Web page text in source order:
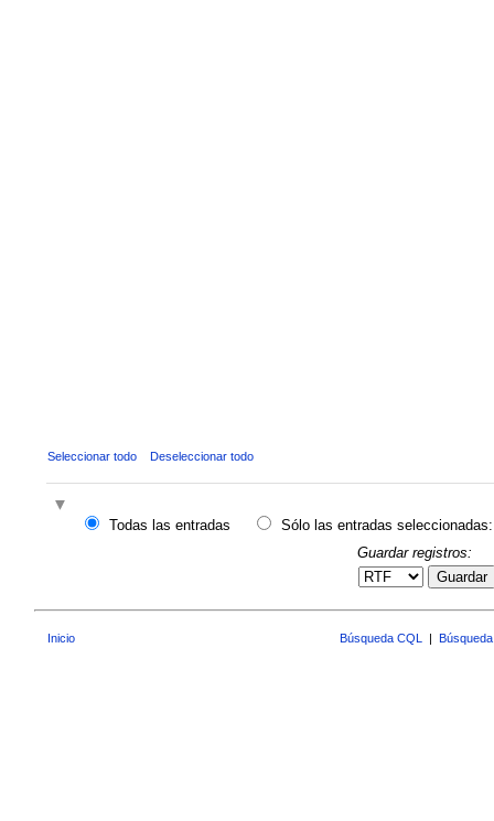
Seleccionar todo Deseleccionar todo
Todas las entradas
Sólo las entradas seleccionadas:
Guardar registros:
Guardar
Inicio Búsqueda CQL